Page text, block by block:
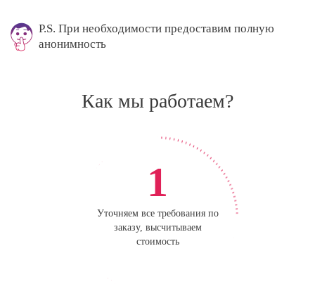
P.S. При необходимости предоставим полную
анонимность
Как мы работаем?
1
Уточняем все требования по
заказу, высчитываем
стоимость